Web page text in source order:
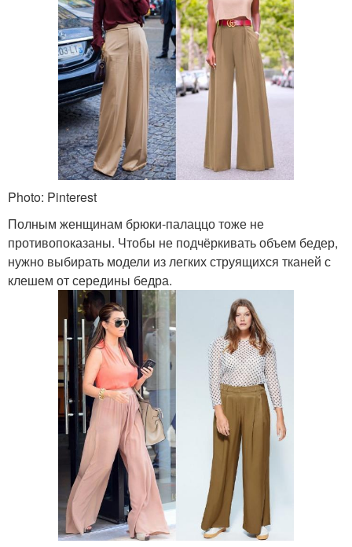
Photo: Pinterest
Полным женщинам брюки-палаццо тоже не
противопоказаны. Чтобы не подчёркивать объем бедер,
нужно выбирать модели из легких струящихся тканей с
клешем от середины бедра.